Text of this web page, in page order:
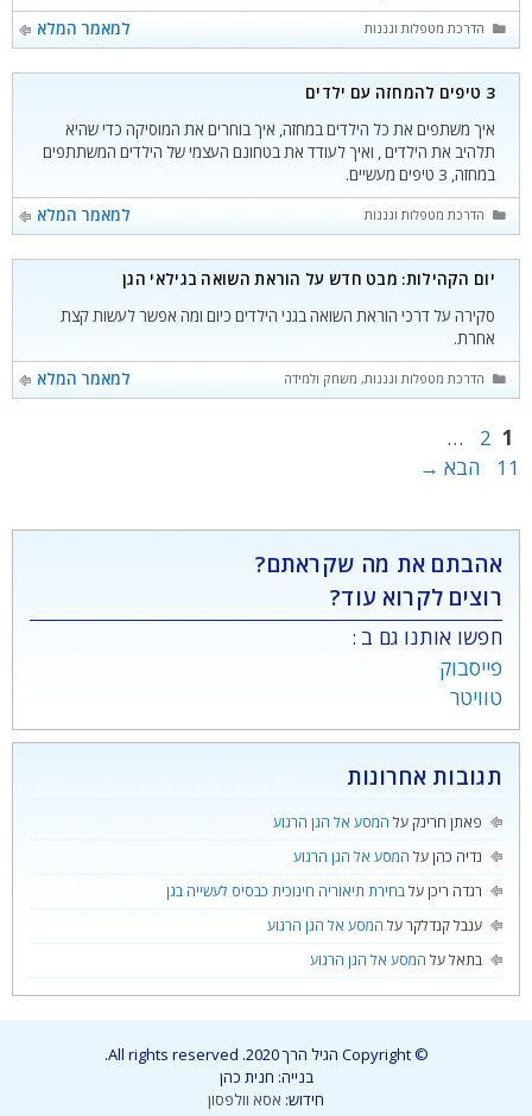
למאמר המלא
קטגוריות
הדרכת מטפלות וגננות
3 טיפים להמחזה עם ילדים
איך משתפים את כל הילדים במחזה, איך בוחרים את המוסיקה כדי שהיא
תלהיב את הילדים , ואיך לעודד את בטחונם העצמי של הילדים המשתתפים
במחזה, 3 טיפים מעשיים.
למאמר המלא
קטגוריות
הדרכת מטפלות וגננות
יום הקהילות: מבט חדש על הוראת השואה בגילאי הגן
סקירה על דרכי הוראת השואה בגני הילדים כיום ומה אפשר לעשות קצת
אחרת.
למאמר המלא
קטגוריות
הדרכת מטפלות וגננות, משחק ולמידה
עמוד
1 עמוד
2
…
11
הבא →
אהבתם את מה שקראתם?
רוצים לקרוא עוד?
חפשו אותנו גם ב :
פייסבוק
טוויטר
תגובות אחרונות
פאתן חרינק על המסע אל הגן הרגוע
נדיה כהןעל המסע אל הגן הרגוע
רגדה ריכןעלבחירת תיאוריה חינוכית כבסיס לעשייה בגן
ענבל קנדלקרעל המסע אל הגן הרגוע
בתאלעל המסע אל הגן הרגוע
© Copyright הגיל הרך 2020. All rights reserved.
בנייה: חנית כהן
חידוש: אסא וולפסון